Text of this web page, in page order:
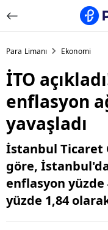
Para Limanı Ekonomi
İTO
enflasyon
yavaşladı
İstanbul Ticaret
göre,
enflasyon yüzde
yüzde 1,84